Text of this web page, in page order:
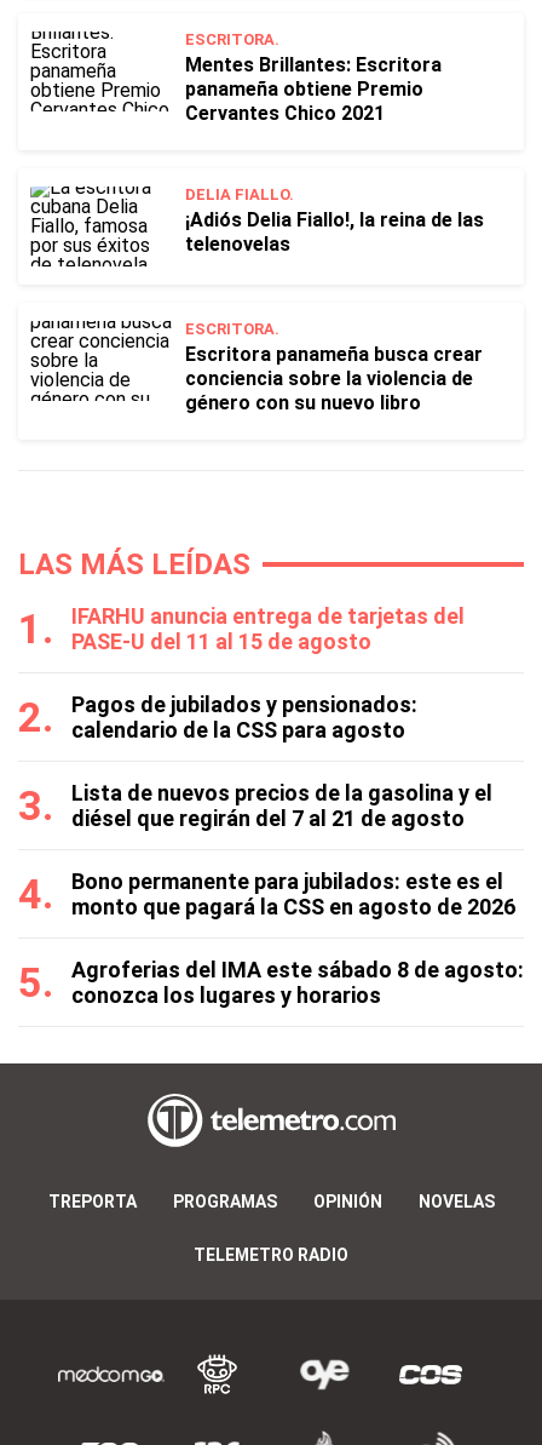
ESCRITORA.
Mentes Brillantes: Escritora
panameña obtiene Premio
Cervantes Chico 2021
DELIA FIALLO.
¡Adiós Delia Fiallo!, la reina de las
telenovelas
ESCRITORA.
Escritora panameña busca crear
conciencia sobre la violencia de
género con su nuevo libro
LAS MÁS LEÍDAS
IFARHU anuncia entrega de tarjetas del
PASE-U del 11 al 15 de agosto
Pagos de jubilados y pensionados:
calendario de la CSS para agosto
Lista de nuevos precios de la gasolina y el
diésel que regirán del 7 al 21 de agosto
Bono permanente para jubilados: este es el
monto que pagará la CSS en agosto de 2026
Agroferias del IMA este sábado 8 de agosto:
conozca los lugares y horarios
TREPORTA PROGRAMAS OPINIÓN NOVELAS
TELEMETRO RADIO